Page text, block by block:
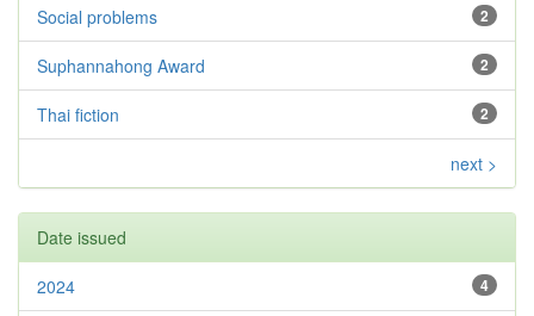
2
Social problems
2
Suphannahong Award
2
Thai fiction
next >
Date issued
4
2024